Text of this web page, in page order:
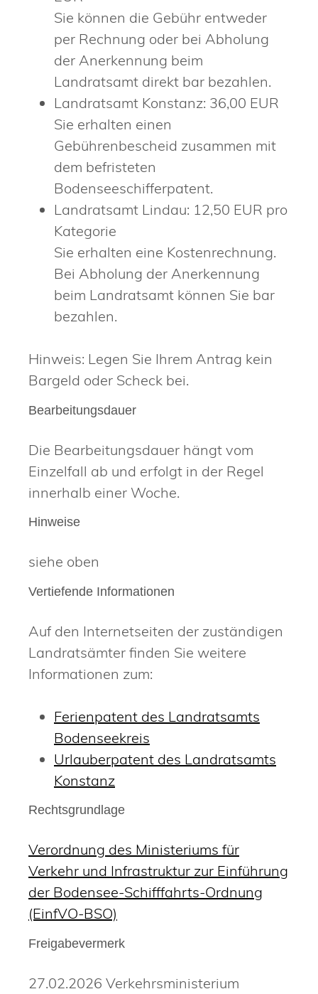
Sie können die Gebühr entweder
per Rechnung oder bei Abholung
der Anerkennung beim
Landratsamt direkt bar bezahlen.
Landratsamt Konstanz: 36,00 EUR
Sie erhalten einen
Gebührenbescheid zusammen mit
dem befristeten
Bodenseeschifferpatent.
Landratsamt Lindau: 12,50 EUR pro
Kategorie
Sie erhalten eine Kostenrechnung.
Bei Abholung der Anerkennung
beim Landratsamt können Sie bar
bezahlen.
Hinweis: Legen Sie Ihrem Antrag kein
Bargeld oder Scheck bei.
Bearbeitungsdauer
Die Bearbeitungsdauer hängt vom
Einzelfall ab und erfolgt in der Regel
innerhalb einer Woche.
Hinweise
siehe oben
Vertiefende Informationen
Auf den Internetseiten der zuständigen
Landratsämter finden Sie weitere
Informationen zum:
Ferienpatent des Landratsamts
Bodenseekreis
Urlauberpatent des Landratsamts
Konstanz
Rechtsgrundlage
Verordnung des Ministeriums für
Verkehr und Infrastruktur zur Einführung
der Bodensee-Schifffahrts-Ordnung
(EinfVO-BSO)
Freigabevermerk
27.02.2026 Verkehrsministerium